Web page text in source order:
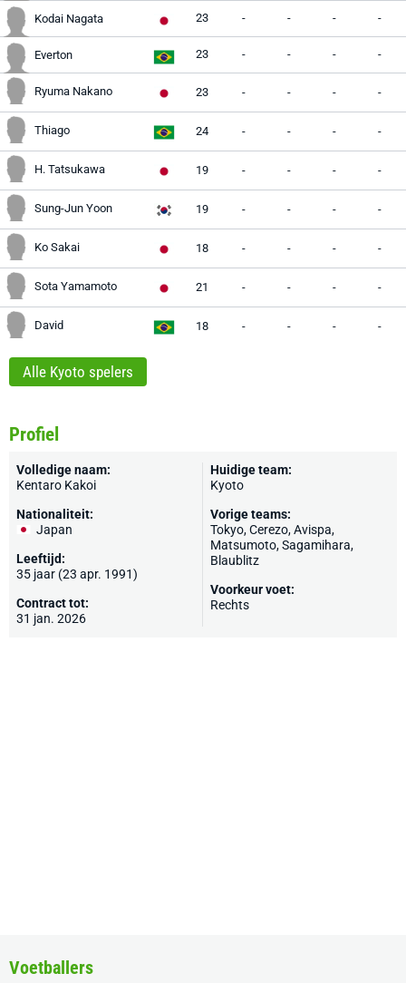
Kodai Nagata 23 - - - -
Everton 23 - - - -
Ryuma Nakano 23 - - - -
Thiago 24 - - - -
H. Tatsukawa 19 - - - -
Sung-Jun Yoon 19 - - - -
Ko Sakai 18 - - - -
Sota Yamamoto 21 - - - -
David 18 - - - -
Alle Kyoto spelers
Profiel
Volledige naam:
Kentaro Kakoi
Nationaliteit:
Japan
Leeftijd:
35 jaar (23 apr. 1991)
Contract tot:
31 jan. 2026
Huidige team:
Kyoto
Vorige teams:
Tokyo,Cerezo, Avispa,
Matsumoto, Sagamihara,
Blaublitz
Voorkeur voet:
Rechts
Voetballers